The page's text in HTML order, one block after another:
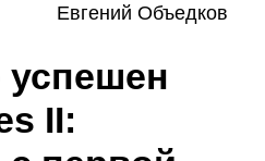
Евгений Объедков
успешен
II: